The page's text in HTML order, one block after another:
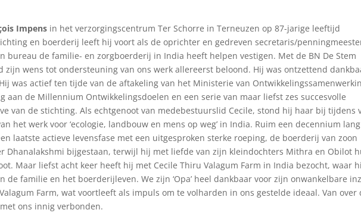
Impens in het verzorgingscentrum Ter Schorre in Terneuzen op 87-jarige leeftijd
en boerderij leeft hij voort als de oprichter en gedreven secretaris/
bureau de familie- en zorgboerderij in India heeft helpen vestigen. Met de BN De Stem
zijn wens tot ondersteuning van ons werk allereerst beloond. Hij was ontzettend
was actief ten tijde van de aftakeling van het Ministerie van
aan de Millennium Ontwikkelingsdoelen en een serie van maar liefst zes succesvolle
van de stichting. Als echtgenoot van medebestuurslid Cecile, stond hij haar bij tijdens
het werk voor ‘ecologie, landbouw en mens op weg’ in India. Ruim een decennium lang
laatste actieve levensfase met een uitgesproken sterke roeping, de boerderij van zoon
Dhanalakshmi bijgestaan, terwijl hij met liefde van zijn kleindochters Mithra en Obilot
Maar liefst acht keer heeft hij met Cecile Thiru Valagum Farm in India bezocht, waar
de familie en het boerderijleven. We zijn ‘Opa’ heel dankbaar voor zijn onwankelbare
Farm, wat voortleeft als impuls om te volharden in ons gestelde ideaal. Van over
ons innig verbonden.